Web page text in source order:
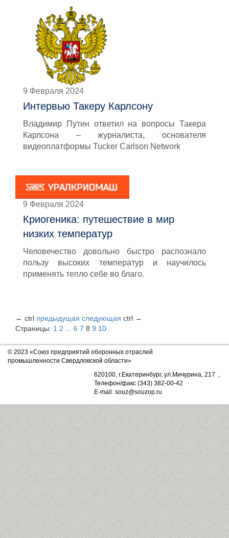
9 Февраля 2024
Интервью Такеру Карлсону
Владимир Путин ответил на вопросы Такера
Карлсона – журналиста, основателя
видеоплатформы Tucker Carlson Network
9 Февраля 2024
Криогеника: путешествие в мир
низких температур
Человечество довольно быстро распознало
пользу высоких температур и научилось
применять тепло себе во благо.
← ctrl предыдущая следующая ctrl →
Страницы: 1 2 ... 6 7 8 9 10
© 2023 «Союз предприятий оборонных отраслей
промышленности Свердловской области»
620100, г.Екатеринбург, ул.Мичурина, 217 ,
Телефон/факс (343) 382-00-42
E-mail: souz@souzop.ru